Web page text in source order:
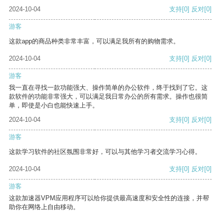
2024-10-04 支持[0] 反对[0]
游客
这款app的商品种类非常丰富，可以满足我所有的购物需求。
2024-10-04 支持[0] 反对[0]
游客
我一直在寻找一款功能强大、操作简单的办公软件，终于找到了它。这
款软件的功能非常强大，可以满足我日常办公的所有需求。操作也很简
单，即使是小白也能快速上手。
2024-10-04
支持[0] 反对[0]
游客
这款学习软件的社区氛围非常好，可以与其他学习者交流学习心得。
2024-10-04 支持[0] 反对[0]
游客
这款加速器VPM应用程序可以给你提供最高速度和安全性的连接，并帮
助你在网络上自由移动。